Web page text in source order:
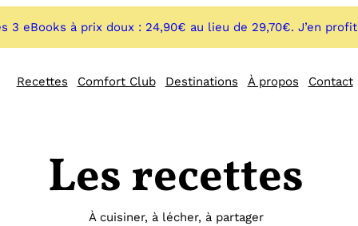
3 eBooks à prix doux : 24,90€ au lieu de 29,70€. J’en
Recettes Comfort Club Destinations À propos Contact
Les recettes
À cuisiner, à lécher, à partager